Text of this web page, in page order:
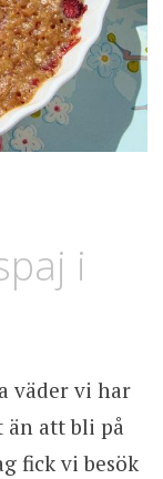
i
väder vi har
än att bli på
fick vi besök